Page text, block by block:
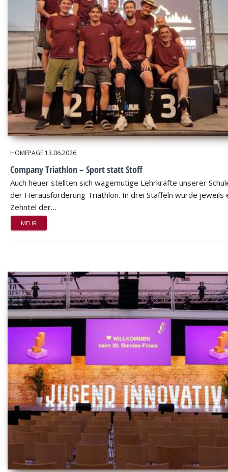
HOMEPAGE 13.06.2026
Company Triathlon – Sport statt Stoff
Auch heuer stellten sich wagemutige Lehrkräfte unserer
der Herausforderung Triathlon. In drei Staffeln wurde jeweils
Zehntel der…
MEHR